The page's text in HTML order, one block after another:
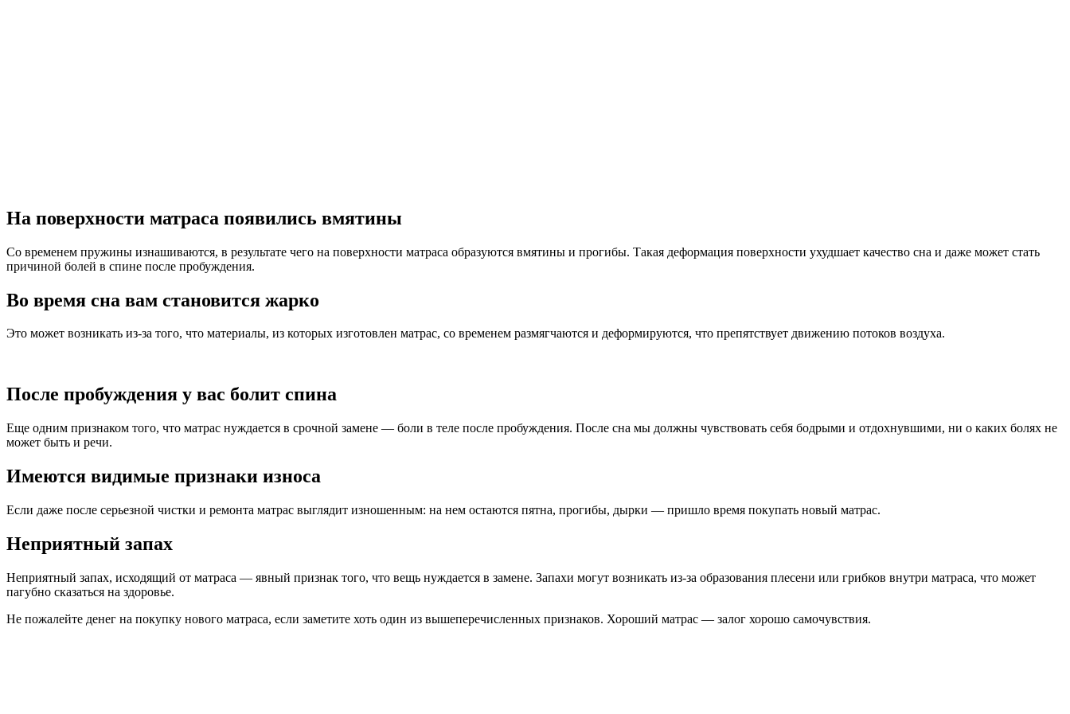
На поверхности матраса появились вмятины
Со временем пружины изнашиваются, в результате чего на поверхности матраса образуются вмятины и прогибы. Такая деформация поверхности ухудшает качество сна и даже может стать
причиной болей в спине после пробуждения.
Во время сна вам становится жарко
Это может возникать из-за того, что материалы, из которых изготовлен матрас, со временем размягчаются и деформируются, что препятствует движению потоков воздуха.
После пробуждения у вас болит спина
Еще одним признаком того, что матрас нуждается в срочной замене — боли в теле после пробуждения. После сна мы должны чувствовать себя бодрыми и отдохнувшими, ни о каких болях не
может быть и речи.
Имеются видимые признаки износа
Если даже после серьезной чистки и ремонта матрас выглядит изношенным: на нем остаются пятна, прогибы, дырки — пришло время покупать новый матрас.
Неприятный запах
Неприятный запах, исходящий от матраса — явный признак того, что вещь нуждается в замене. Запахи могут возникать из-за образования плесени или грибков внутри матраса, что может
пагубно сказаться на здоровье.
Не пожалейте денег на покупку нового матраса, если заметите хоть один из вышеперечисленных признаков. Хороший матрас — залог хорошо самочувствия.